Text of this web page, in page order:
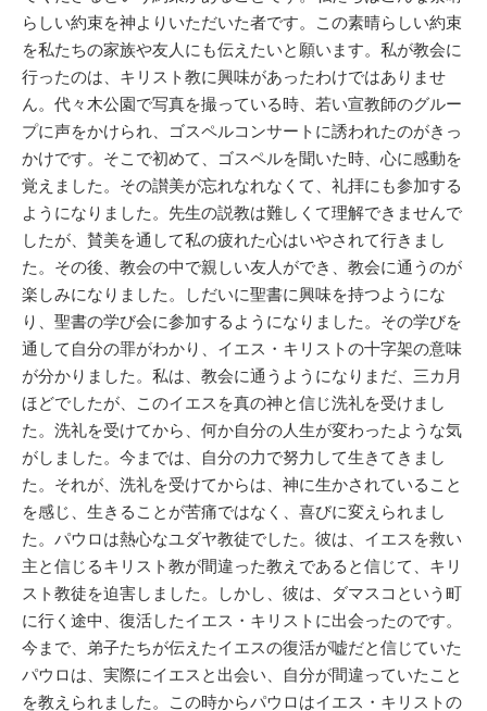
らしい約束を神よりいただいた者です。この素晴らしい約束
を私たちの家族や友人にも伝えたいと願います。私が教会に
行ったのは、キリスト教に興味があったわけではありませ
ん。代々木公園で写真を撮っている時、若い宣教師のグルー
プに声をかけられ、ゴスペルコンサートに誘われたのがきっ
かけです。そこで初めて、ゴスペルを聞いた時、心に感動を
覚えました。その讃美が忘れなれなくて、礼拝にも参加する
ようになりました。先生の説教は難しくて理解できませんで
したが、賛美を通して私の疲れた心はいやされて行きまし
た。その後、教会の中で親しい友人ができ、教会に通うのが
楽しみになりました。しだいに聖書に興味を持つようにな
り、聖書の学び会に参加するようになりました。その学びを
通して自分の罪がわかり、イエス・キリストの十字架の意味
が分かりました。私は、教会に通うようになりまだ、三カ月
ほどでしたが、このイエスを真の神と信じ洗礼を受けまし
た。洗礼を受けてから、何か自分の人生が変わったような気
がしました。今までは、自分の力で努力して生きてきまし
た。それが、洗礼を受けてからは、神に生かされていること
を感じ、生きることが苦痛ではなく、喜びに変えられまし
た。パウロは熱心なユダヤ教徒でした。彼は、イエスを救い
主と信じるキリスト教が間違った教えであると信じて、キリ
スト教徒を迫害しました。しかし、彼は、ダマスコという町
に行く途中、復活したイエス・キリストに出会ったのです。
今まで、弟子たちが伝えたイエスの復活が嘘だと信じていた
パウロは、実際にイエスと出会い、自分が間違っていたこと
を教えられました。この時からパウロはイエス・キリストの